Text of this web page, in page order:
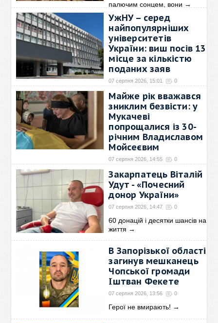
палючим сонцем, вони →
УжНУ – серед
найпопулярніших
університетів
України: виш посів 13
місце за кількістю
поданих заяв
07 серпня 2026, 15:01 0
Ужгородський національний
університет увійшов до→
Майже рік вважався
зниклим безвісти: у
Мукачеві
попрощалися із 30-
річним Владиславом
Мойсеєвим
07 серпня 2026, 14:55 0
Сьогодні у Свято-
Михайлівському храмі у
Закарпатець Віталій
Удут - «Почесний
донор України»
07 серпня 2026, 14:47 0
60 донацій і десятки шансів на
життя →
В Запорізької області
загинув мешканець
Чопської громади
Іштван Фекете
07 серпня 2026, 13:56 0
Герої не вмирають! →